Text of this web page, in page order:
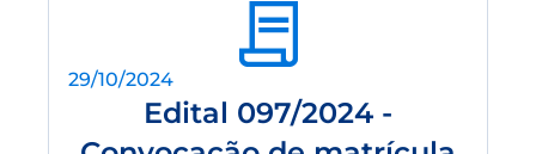
29/10/2024
Edital 097/2024 -